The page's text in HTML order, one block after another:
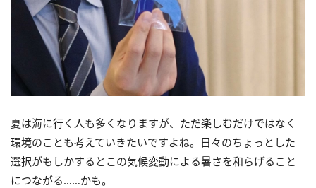
夏は海に行く人も多くなりますが、ただ楽しむだけではなく
環境のことも考えていきたいですよね。日々のちょっとした
選択がもしかするとこの気候変動による暑さを和らげること
につながる……かも。